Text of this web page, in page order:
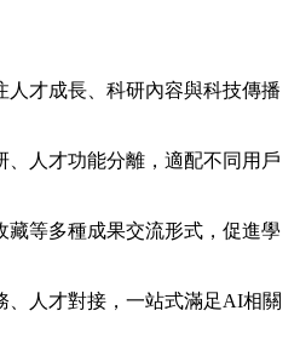
人才成長、科研內容與科技傳播
、人才功能分離，適配不同用戶
藏等多種成果交流形式，促進學
、人才對接，一站式滿足AI相關